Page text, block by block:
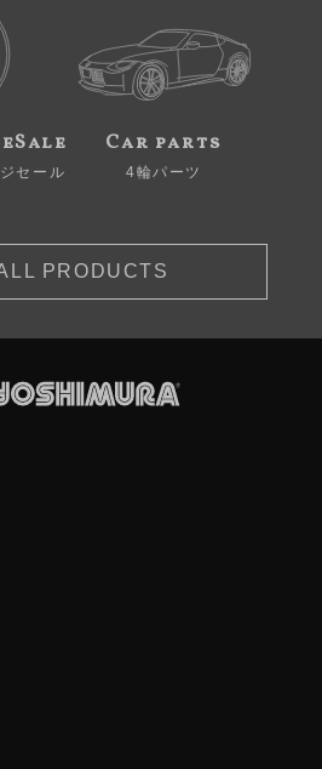
セール
Car parts
4輪パーツ
PRODUCTS